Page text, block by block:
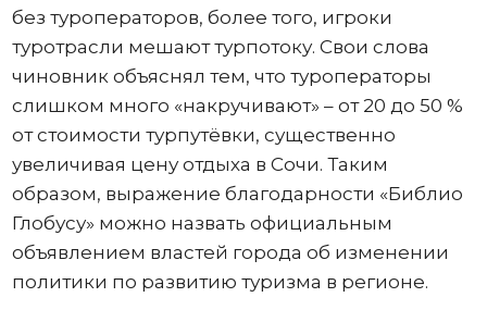
без туроператоров, более того, игроки
туротрасли мешают турпотоку. Свои слова
чиновник объяснял тем, что туроператоры
слишком много «накручивают» – от 20 до 50 %
от стоимости турпутёвки, существенно
увеличивая цену отдыха в Сочи. Таким
образом, выражение благодарности «Библио
Глобусу» можно назвать официальным
объявлением властей города об изменении
политики по развитию туризма в регионе.